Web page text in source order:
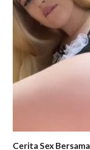
Cerita Sex